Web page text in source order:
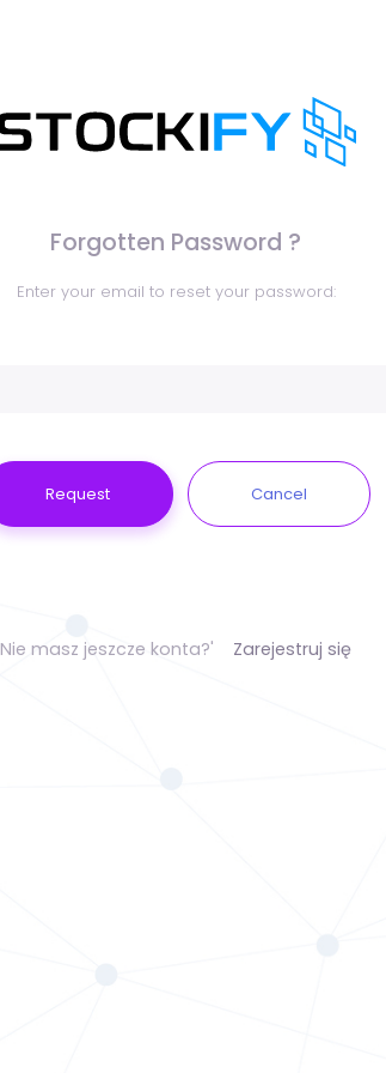
Forgotten Password ?
Enter your email to reset your password:
Request Cancel
Nie masz jeszcze konta?' Zarejestruj się